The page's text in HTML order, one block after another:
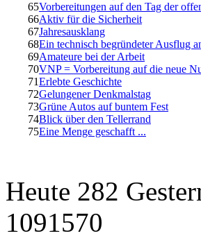
65Vorbereitungen auf den Tag der
66Aktiv für die Sicherheit
67Jahresausklang
68Ein technisch begründeter Ausflug
69Amateure bei der Arbeit
70VNP = Vorbereitung auf die neue
71Erlebte Geschichte
72Gelungener Denkmalstag
73Grüne Autos auf buntem Fest
74Blick über den Tellerrand
75Eine Menge geschafft ...
Heute 282
1091570